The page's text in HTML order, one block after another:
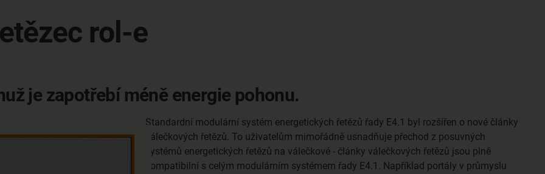
rol-e
je zapotřebí méně energie pohonu.
Standardní modulární systém energetických řetězů řady E4.1 byl rozšířen o nové články
válečkových řetězů. To uživatelům mimořádně usnadňuje přechod z posuvných
systémů energetických řetězů na válečkové - články válečkových řetězů jsou plně
kompatibilní s celým modulárním systémem řady E4.1. Například portály v průmyslu